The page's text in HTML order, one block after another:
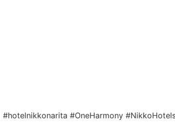
#hotelnikkonarita #OneHarmony